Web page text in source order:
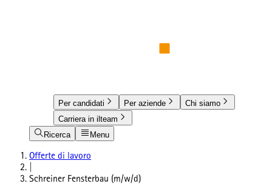
Per candidati Per aziende
Chi siamo
Carriera in ilteam
Ricerca
Menu
Offerte di lavoro
Schreiner Fensterbau (m/w/d)